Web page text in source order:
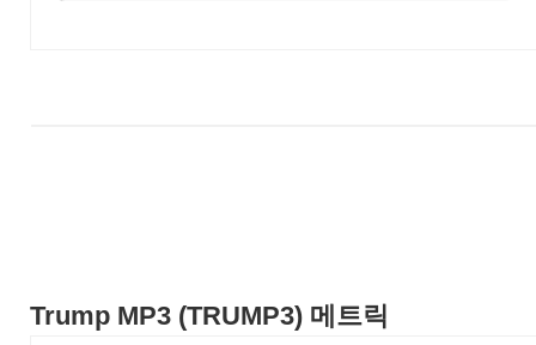
Trump MP3 (TRUMP3) 메트릭
정하고 있습니다. 이 업그레이드는 거래를 간소화하고 플랫폼의 전
반적인 성능을 개선하기 위해 설계된 새로운 기능을 도입할 것입니